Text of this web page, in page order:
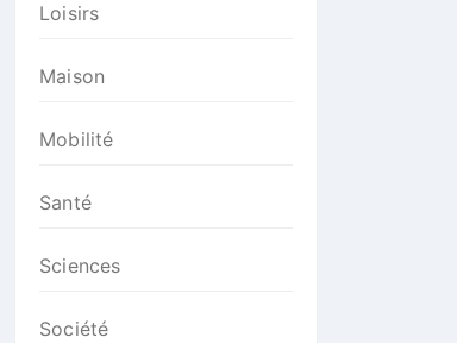
Loisirs
Maison
Mobilité
Santé
Sciences
Société